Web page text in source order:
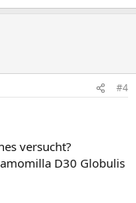
#4
versucht?
D30 Globulis